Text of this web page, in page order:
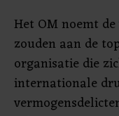
Het OM noemt
zouden aan de
organisatie die
internationale